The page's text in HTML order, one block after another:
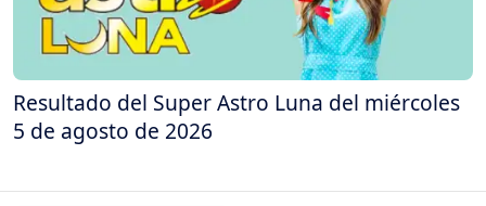
Resultado del Super Astro Luna del miércoles
5 de agosto de 2026